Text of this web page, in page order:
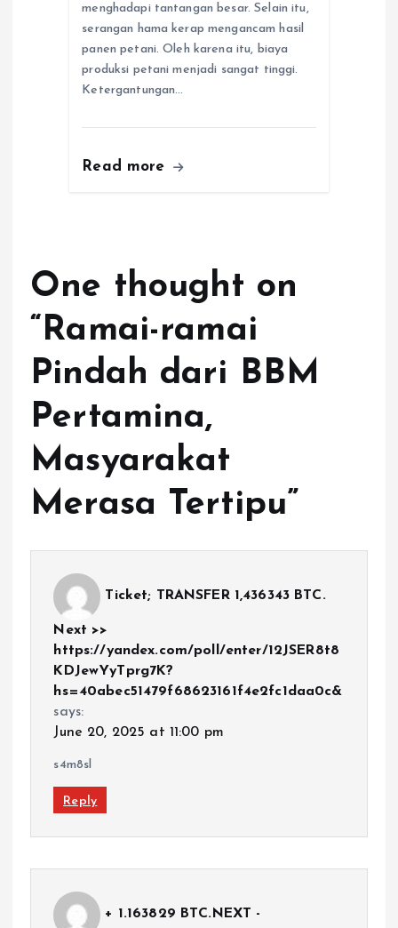
menghadapi tantangan besar. Selain itu,
serangan hama kerap mengancam hasil
panen petani. Oleh karena itu, biaya
produksi petani menjadi sangat tinggi.
Ketergantungan…
Read more
One thought on
“Ramai-ramai
Pindah dari BBM
Pertamina,
Masyarakat
Merasa Tertipu”
Ticket; TRANSFER 1,436343 BTC.
Next >>
https://yandex.com/poll/enter/12JSER8t8
KDJewYyTprg7K?
hs=40abec51479f68623161f4e2fc1daa0c&
says:
June 20, 2025 at 11:00 pm
s4m8sl
Reply
+ 1.163829 BTC.NEXT -